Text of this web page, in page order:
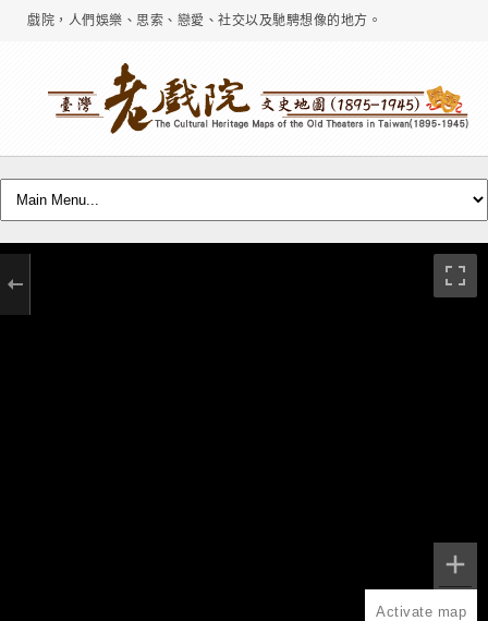
戲院，人們娛樂、思索、戀愛、社交以及馳騁想像的地方。
Activate map